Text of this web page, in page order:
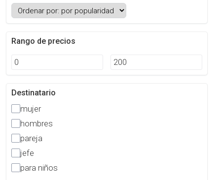
Rango de precios
Destinatario
mujer
hombres
pareja
jefe
para niños